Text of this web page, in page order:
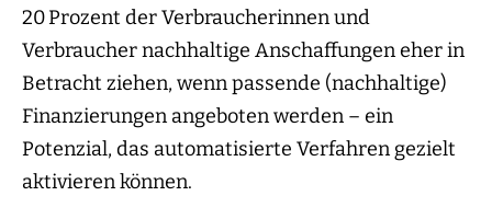
20 Prozent der Verbraucherinnen und
Verbraucher nachhaltige Anschaffungen eher in
Betracht ziehen, wenn passende (nachhaltige)
Finanzierungen angeboten werden – ein
Potenzial, das automatisierte Verfahren gezielt
aktivieren können.